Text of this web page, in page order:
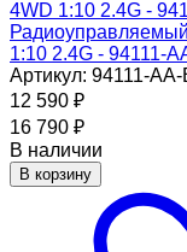
1:10 2.4G - 94111-
Артикул: 94111-
12 590 ₽
16 790 ₽
В наличии
В корзину